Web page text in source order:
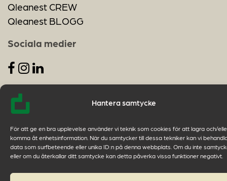
Hantera samtycke
För att ge en bra upplevelse använder vi teknik som cookies för att lagra och/
komma åt enhetsinformation. När du samtycker till dessa tekniker kan vi
data som surfbeteende eller unika ID:n på denna webbplats. Om du inte
eller om du återkallar ditt samtycke kan detta påverka vissa funktioner negativt.
Qleanest CREW
Qleanest BLOGG
Sociala medier
© 2024 QLEAN Scandinavia AB